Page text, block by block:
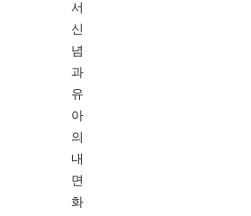
서
신
념
과
유
아
의
내
면
화